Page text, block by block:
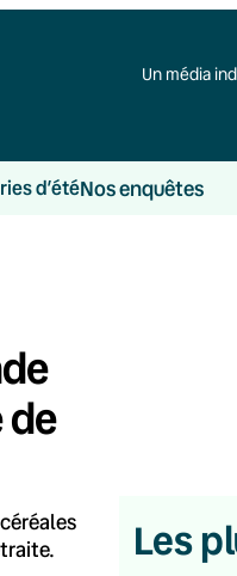
Un média
d’étéNos enquêtes
de
Les